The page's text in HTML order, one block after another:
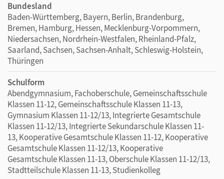
Bundesland
Baden-Württemberg, Bayern, Berlin, Brandenburg,
Bremen, Hamburg, Hessen, Mecklenburg-Vorpommern,
Niedersachsen, Nordrhein-Westfalen, Rheinland-Pfalz,
Saarland, Sachsen, Sachsen-Anhalt, Schleswig-Holstein,
Thüringen
Schulform
Abendgymnasium, Fachoberschule, Gemeinschaftsschule
Klassen 11-12, Gemeinschaftsschule Klassen 11-13,
Gymnasium Klassen 11-12/13, Integrierte Gesamtschule
Klassen 11-12/13, Integrierte Sekundarschule Klassen 11-
13, Kooperative Gesamtschule Klassen 11-12, Kooperative
Gesamtschule Klassen 11-12/13, Kooperative
Gesamtschule Klassen 11-13, Oberschule Klassen 11-12/13,
Stadtteilschule Klassen 11-13, Studienkolleg